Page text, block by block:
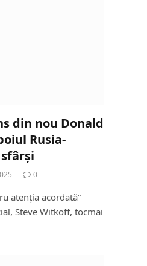
din nou Donald
Rusia-
0
atenția acordată”
Steve Witkoff, tocmai